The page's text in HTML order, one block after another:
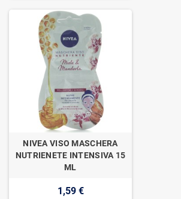
NIVEA VISO MASCHERA
NUTRIENETE INTENSIVA 15
ML
1,59 €